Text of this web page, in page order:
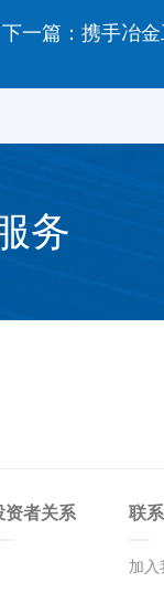
下一篇：携手冶
务
资者关系 联
加入